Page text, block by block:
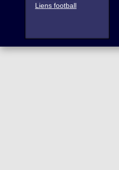
Liens football